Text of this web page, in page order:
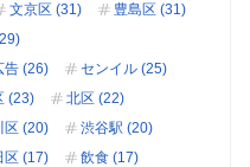
文京区 (31)
豊島区 (31)
告 (26)
センイル (25)
(23)
北区 (22)
区 (20)
渋谷駅 (20)
区 (17)
飲食 (17)